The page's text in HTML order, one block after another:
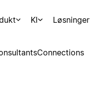
KI Løsninger
Connections